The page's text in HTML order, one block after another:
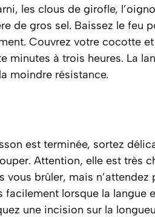
les clous de girofle,
de gros sel. Baissez le feu
Couvrez votre cocotte
minutes à trois heures. La
moindre résistance.
est terminée, sortez
Attention, elle est très
vous brûler, mais
facilement lorsque la langue
une incision sur la